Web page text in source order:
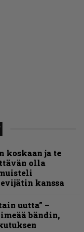
koskaan ja te
olla
kanssa
uutta” –
bändin,